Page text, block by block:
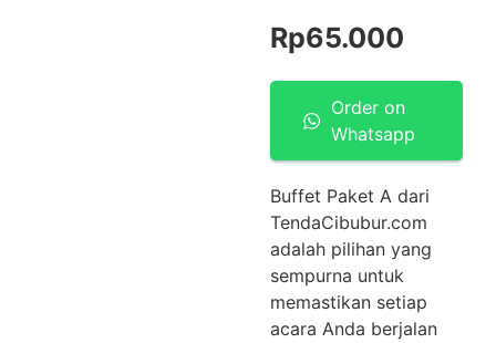
Rp65.000
Order on
Whatsapp
Buffet Paket A dari
TendaCibubur.com
adalah pilihan yang
sempurna untuk
memastikan setiap
acara Anda berjalan